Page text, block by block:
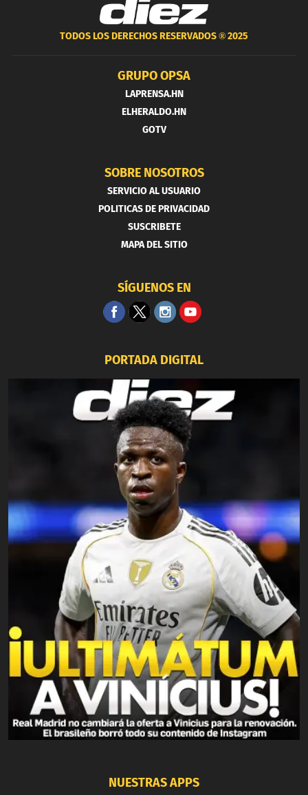
TODOS LOS DERECHOS RESERVADOS ®2025
GRUPO OPSA
LAPRENSA.HN
ELHERALDO.HN
GOTV
SOBRE NOSOTROS
SERVICIO AL USUARIO
POLITICAS DE PRIVACIDAD
SUSCRIBETE
MAPA DEL SITIO
SÍGUENOS EN
PORTADA DIGITAL
NUESTRAS APPS